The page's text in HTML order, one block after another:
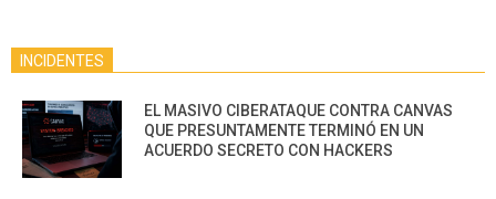
INCIDENTES
EL MASIVO CIBERATAQUE CONTRA CANVAS
QUE PRESUNTAMENTE TERMINÓ EN UN
ACUERDO SECRETO CON HACKERS